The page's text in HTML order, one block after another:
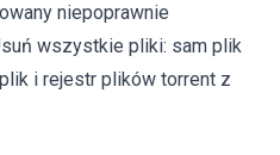
niepoprawnie
wszystkie pliki: sam plik
i rejestr plików torrent z